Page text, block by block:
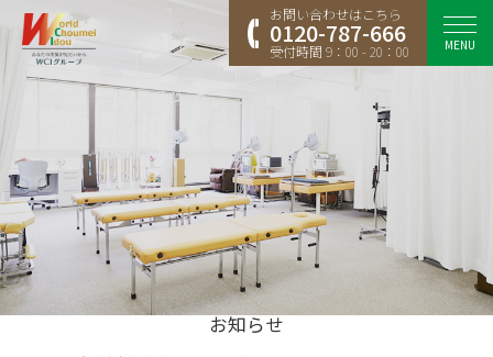
お問い合わせはこちら
0120-787-666
受付時間 9：00 - 20：00 MENU
お知らせ